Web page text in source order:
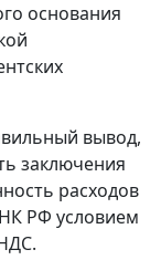
основания
вывод,
заключения
расходов
НК РФ условием